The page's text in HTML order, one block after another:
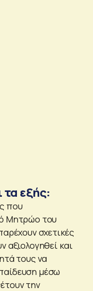
τα εξής:
που
Μητρώο του
σχετικές
αξιολογηθεί και
τους να
μέσω
την